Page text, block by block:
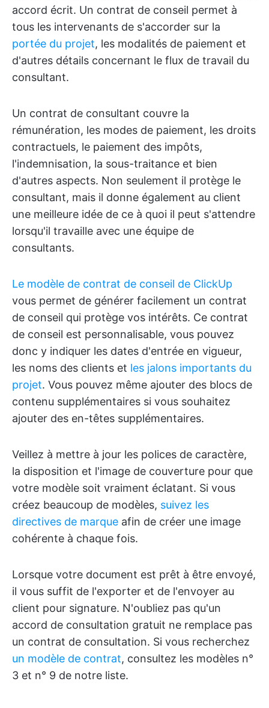
accord écrit. Un contrat de conseil permet à
tous les intervenants de s'accorder sur la
portée du projet, les modalités de paiement et
d'autres détails concernant le flux de travail du
consultant.
Un contrat de consultant couvre la
rémunération, les modes de paiement, les droits
contractuels, le paiement des impôts,
l'indemnisation, la sous-traitance et bien
d'autres aspects. Non seulement il protège le
consultant, mais il donne également au client
une meilleure idée de ce à quoi il peut s'attendre
lorsqu'il travaille avec une équipe de
consultants.
Le modèle de contrat de conseil de ClickUp
vous permet de générer facilement un contrat
de conseil qui protège vos intérêts. Ce contrat
de conseil est personnalisable, vous pouvez
donc y indiquer les dates d'entrée en vigueur,
les noms des clients et les jalons importants du
projet. Vous pouvez même ajouter des blocs de
contenu supplémentaires si vous souhaitez
ajouter des en-têtes supplémentaires.
Veillez à mettre à jour les polices de caractère,
la disposition et l'image de couverture pour que
votre modèle soit vraiment éclatant. Si vous
créez beaucoup de modèles, suivez les
directives de marque afin de créer une image
cohérente à chaque fois.
Lorsque votre document est prêt à être envoyé,
il vous suffit de l'exporter et de l'envoyer au
client pour signature. N'oubliez pas qu'un
accord de consultation gratuit ne remplace pas
un contrat de consultation. Si vous recherchez
un modèle de contrat, consultez les modèles n°
3 et n° 9 de notre liste.